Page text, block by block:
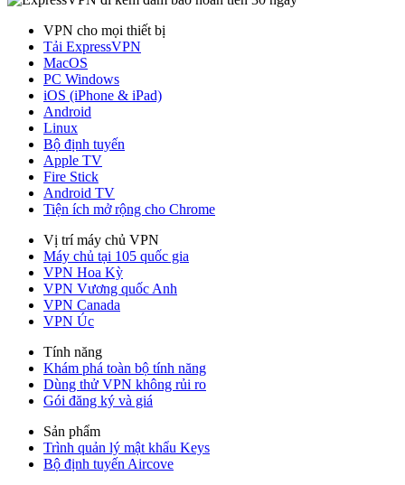
VPN cho mọi thiết bị
Tải ExpressVPN
MacOS
PC Windows
iOS (iPhone & iPad)
Android
Linux
Bộ định tuyến
Apple TV
Fire Stick
Android TV
Tiện ích mở rộng cho Chrome
Vị trí máy chủ VPN
Máy chủ tại 105 quốc gia
VPN Hoa Kỳ
VPN Vương quốc Anh
VPN Canada
VPN Úc
Tính năng
Khám phá toàn bộ tính năng
Dùng thử VPN không rủi ro
Gói đăng ký và giá
Sản phẩm
Trình quản lý mật khẩu Keys
Bộ định tuyến Aircove